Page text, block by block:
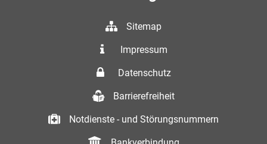
Sitemap
Impressum
Datenschutz
Barrierefreiheit
Notdienste - und Störungsnummern